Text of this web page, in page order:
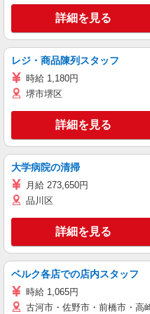
詳細を見る
レジ・商品陳列スタッフ
時給 1,180円
堺市堺区
詳細を見る
大学病院の清掃
月給 273,650円
品川区
詳細を見る
ベルク各店での店内スタッフ
時給 1,065円
古河市・佐野市・前橋市・高